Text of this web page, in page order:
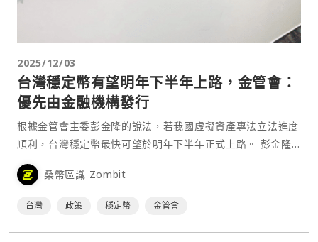
2025/12/03
台灣穩定幣有望明年下半年上路，金管會：
優先由金融機構發行
根據金管會主委彭金隆的說法，若我國虛擬資產專法立法進度
順利，台灣穩定幣最快可望於明年下半年正式上路。 彭金隆
今日赴立法院備詢，國民黨立委賴士葆關注台灣版穩定幣的推
動⋯ 桑幣區識 Zombit
台灣 政策 穩定幣 金管會